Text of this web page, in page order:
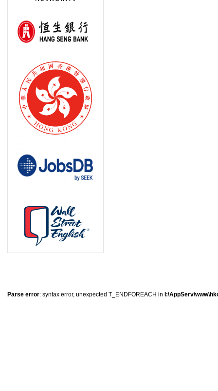
Parse error: syntax error, unexpected T_ENDFOREACH in